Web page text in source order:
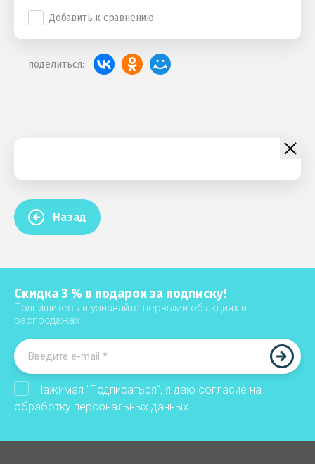
Добавить к сравнению
поделиться:
Назад
Скидка 3 % в подарок за подписку!
Подпишитесь и узнавайте первыми об акциях и
распродажах
Нажимая "Подписаться", я даю согласие на
обработку персональных данных